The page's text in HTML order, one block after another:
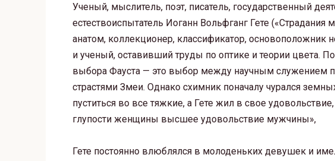
Ученый, мыслитель, поэт, писатель, государственный
естествоиспытатель Иоганн Вольфганг Гете («Страдания
анатом, коллекционер, классификатор, основоположник
и ученый, оставивший труды по оптике и теории цвета.
выбора Фауста — это выбор между научным служением
страстями Змеи. Однако схимник поначалу чурался
пуститься во все тяжкие, а Гете жил в свое
глупости женщины высшее удовольствие мужчины»,
Гете постоянно влюблялся в молоденьких девушек и